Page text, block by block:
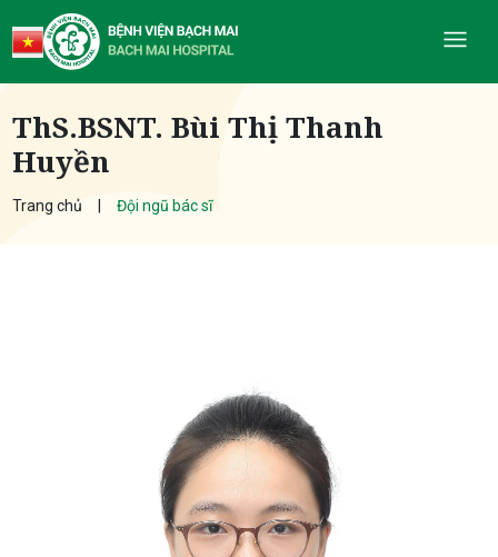
ThS.BSNT. Bùi Thị Thanh
Huyền
Trang chủ Đội ngũ bác sĩ